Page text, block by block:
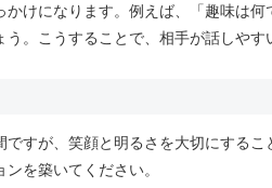
けになります。例えば、「趣味は
。こうすることで、相手が話しやす
すが、笑顔と明るさを大切にする
を築いてください。